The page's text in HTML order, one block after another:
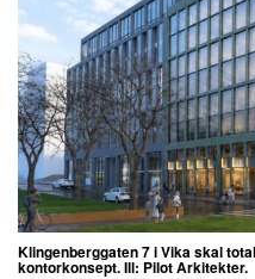
Klingenberggaten 7 i Vika skal
kontorkonsept. Ill: Pilot Arkitekter.